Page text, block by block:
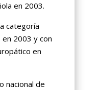
en 2003.
categoría
2003 y con
en
nacional de